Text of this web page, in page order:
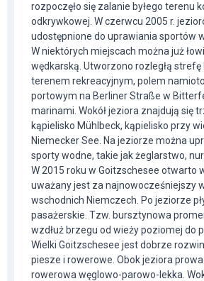
rozpoczęło się zalanie byłego terenu
odkrywkowej. W czerwcu 2005 r.
udostępnione do uprawiania sportów
W niektórych miejscach można już
wędkarską. Utworzono rozległą
terenem rekreacyjnym, polem
portowym na Berliner Straße w
marinami. Wokół jeziora znajdują się
kąpielisko Mühlbeck, kąpielisko przy
Niemecker See. Na jeziorze można
sporty wodne, takie jak żeglarstwo,
W 2015 roku w Goitzschesee otwarto
uważany jest za najnowocześniejszy
wschodnich Niemczech. Po jeziorze
pasażerskie. Tzw. bursztynowa
wzdłuż brzegu od wieży poziomej do
Wielki Goitzschesee jest dobrze
piesze i rowerowe. Obok jeziora
rowerowa węglowo-parowo-lekka.